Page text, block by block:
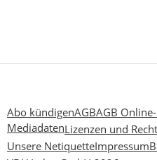
Abo kündigenAGBAGB
MediadatenLizenzen und
Unsere NetiquetteImpressum